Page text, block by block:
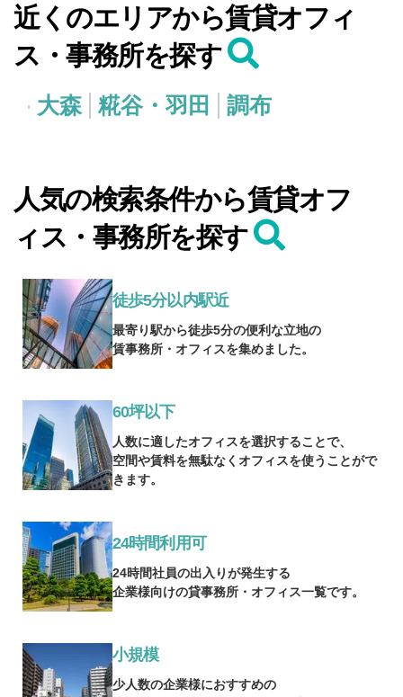
近くのエリアから賃貸オフィ
ス・事務所を探す
大森 糀谷・羽田 調布
人気の検索条件から賃貸オフ
ィス・事務所を探す
徒歩5分以内駅近
最寄り駅から徒歩5分の便利な立地の
賃事務所・オフィスを集めました。
60坪以下
人数に適したオフィスを選択することで、
空間や賃料を無駄なくオフィスを使うことがで
きます。
24時間利用可
24時間社員の出入りが発生する
企業様向けの貸事務所・オフィス一覧です。
小規模
少人数の企業様におすすめの